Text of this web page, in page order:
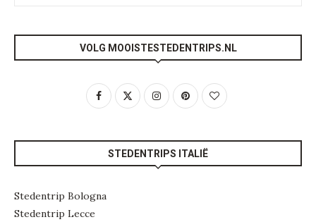
VOLG MOOISTESTEDENTRIPS.NL
STEDENTRIPS ITALIË
Stedentrip Bologna
Stedentrip Lecce